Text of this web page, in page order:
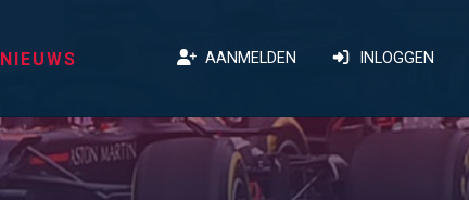
NIEUWS AANMELDEN INLOGGEN